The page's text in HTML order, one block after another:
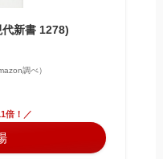
新書 1278)
調べ）
倍！／